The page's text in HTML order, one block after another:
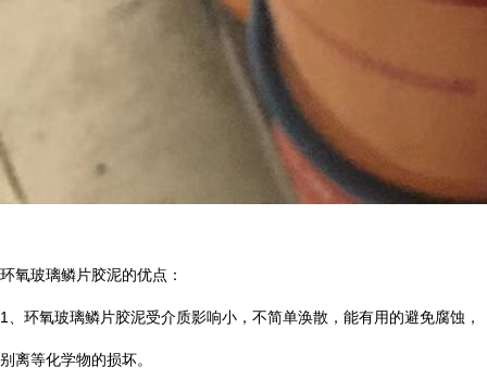
环氧玻璃鳞片胶泥的优点：
1 、环氧玻璃鳞片胶泥受介质影响小，不简单涣散，能有用的避免腐蚀，
别离等化学物的损坏。